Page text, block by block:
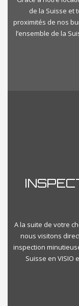
de la Suisse et
proximités de nos
l’ensemble de la
A la suite de votre
nous visitons
inspection
Suisse en VISIO